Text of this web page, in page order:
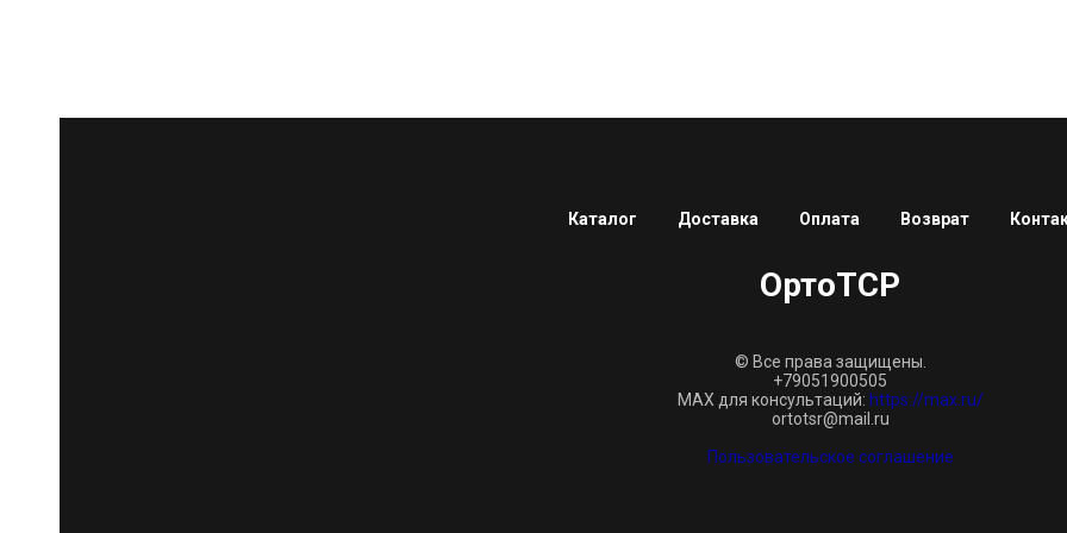
Каталог Доставка Оплата Возврат
ОртоТСР
© Все права защищены.
+79051900505
MAX для консультаций: https://max.ru/
ortotsr@mail.ru
Пользовательское соглашение